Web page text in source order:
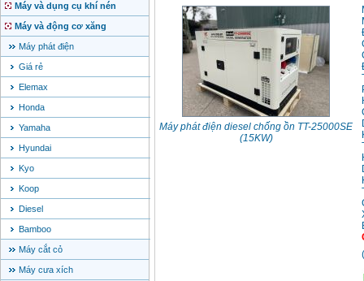
Máy và dụng cụ khí nén
Máy và động cơ xăng
Máy phát điện
Giá rẻ
Elemax
Honda
Yamaha
Hyundai
Kyo
Koop
Diesel
Bamboo
Máy cắt cỏ
Máy cưa xích
Máy phát điện diesel chống ồn TT-25000SE
(15KW)
(